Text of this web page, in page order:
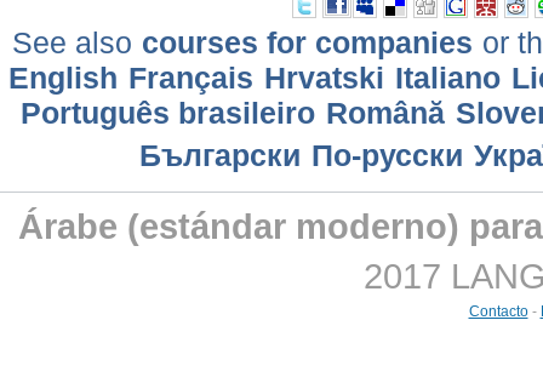
See also courses for companies or
English Français Hrvatski Italiano
Português brasileiro Română
Български По-русски
Árabe (estándar moderno)
2017
Contacto-